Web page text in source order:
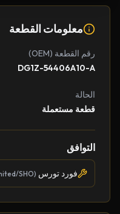
معلومات القطعة
رقم القطعة (OEM)
DG1Z-54406A10-A
الحالة
قطعة مستعملة
التوافق
فورد تورس (SEL/Limited/SHO)